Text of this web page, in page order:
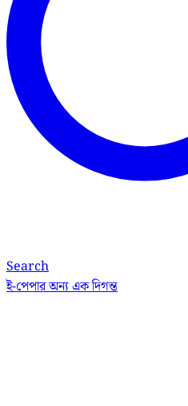
Search
ই-পেপারঅন্য এক দিগন্ত